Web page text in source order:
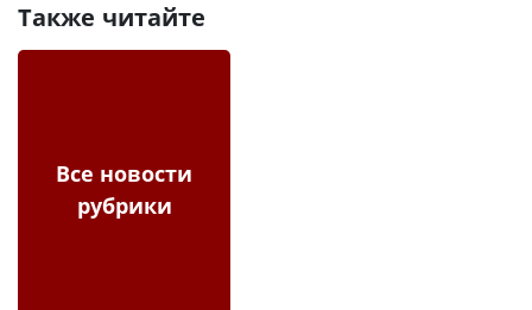
Также читайте
Все новости
рубрики